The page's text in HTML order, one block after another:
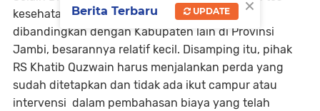
kesehatan di Kabupaten Sarolangun ini jika
dibandingkan dengan Kabupaten lain di Provinsi
Jambi, besarannya relatif kecil. Disamping itu, pihak
RS Khatib Quzwain harus menjalankan perda yang
sudah ditetapkan dan tidak ada ikut campur atau
intervensi dalam pembahasan biaya yang telah
×
Berita Terbaru UPDATE